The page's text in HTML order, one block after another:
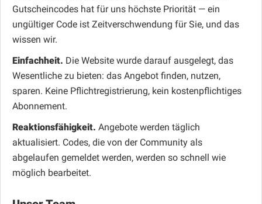
Gutscheincodes hat für uns höchste Priorität — ein
ungültiger Code ist Zeitverschwendung für Sie, und das
wissen wir.
Einfachheit. Die Website wurde darauf ausgelegt, das
Wesentliche zu bieten: das Angebot finden, nutzen,
sparen. Keine Pflichtregistrierung, kein kostenpflichtiges
Abonnement.
Reaktionsfähigkeit. Angebote werden täglich
aktualisiert. Codes, die von der Community als
abgelaufen gemeldet werden, werden so schnell wie
möglich bearbeitet.